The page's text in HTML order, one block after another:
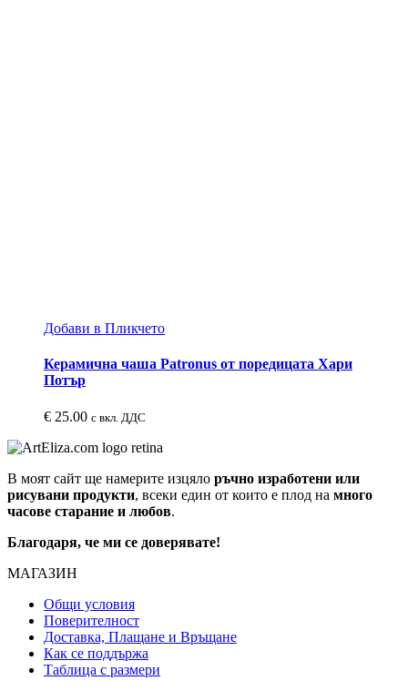
Добави в Пликчето
Керамична чаша Patronus от поредицата Хари
Потър
€ 25.00 с вкл. ДДС
В моят сайт ще намерите изцяло ръчно изработени или
рисувани продукти, всеки един от които е плод на много
часове старание и любов.
Благодаря, че ми се доверявате!
МАГАЗИН
Общи условия
Поверителност
Доставка, Плащане и Връщане
Как се поддържа
Таблица с размери